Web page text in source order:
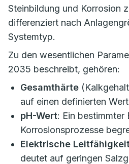
Steinbildung und Korrosion
differenziert nach
Systemtyp.
Zu den wesentlichen
2035 beschreibt, gehören:
Gesamthärte
auf einen definierten
pH-Wert: Ein bestimmter
Korrosionsprozesse
Elektrische Leitfähigkeit
deutet auf geringen